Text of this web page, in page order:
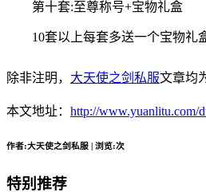
第十套:至尊称号+宝物礼盒
10套以上每套多送一个宝物礼
除非注明， 大天使之剑私服文章均
本文地址： http://www.yuanlitu.com/
作者:大天使之剑私服 | 浏览:次
特别推荐